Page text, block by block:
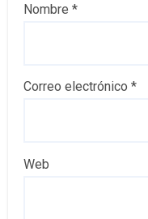
Nombre *
Correo electrónico *
Web